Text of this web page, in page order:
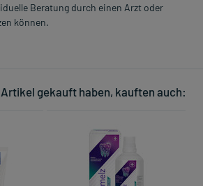
Beratung durch einen Arzt oder
können.
Artikel gekauft haben, kauften auch: